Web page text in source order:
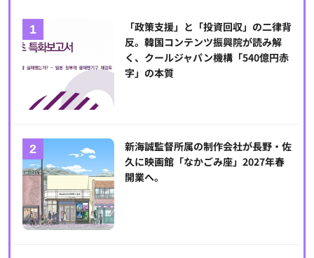
「政策支援」と「投資回収」の二律背
反。韓国コンテンツ振興院が読み解
く、クールジャパン機構「540億円赤
字」の本質
新海誠監督所属の制作会社が長野・佐
久に映画館「なかごみ座」2027年春
開業へ。